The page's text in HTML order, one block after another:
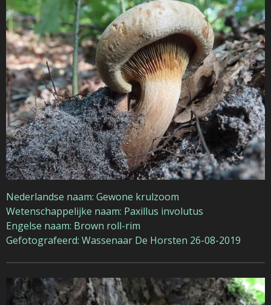
Nederlandse naam: Gewone krulzoom
Wetenschappelijke naam: Paxillus involutus
Engelse naam: Brown roll-rim
Gefotografeerd: Wassenaar De Horsten 26-08-2019